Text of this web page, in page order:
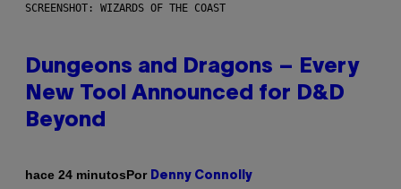
SCREENSHOT: WIZARDS OF THE COAST
Dungeons and Dragons – Every
New Tool Announced for D&D
Beyond
hace 24 minutosPor Denny Connolly